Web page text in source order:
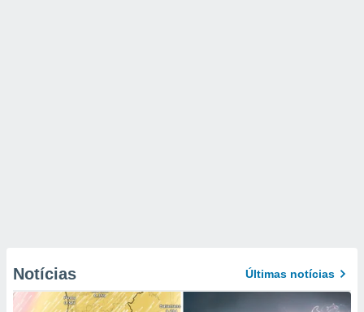
Notícias Últimas notícias